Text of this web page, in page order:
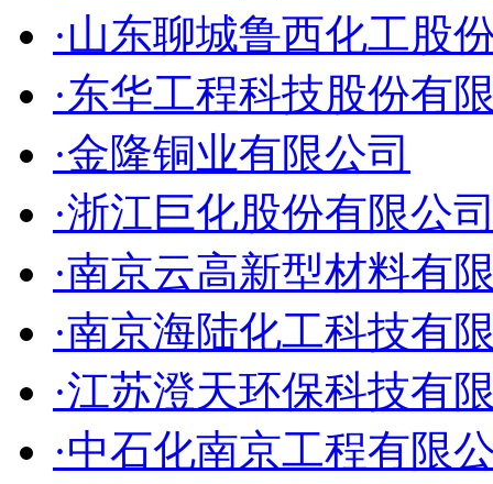
·山东聊城鲁西化工股
·东华工程科技股份有
·金隆铜业有限公司
·浙江巨化股份有限公
·南京云高新型材料有
·南京海陆化工科技有
·江苏澄天环保科技有
·中石化南京工程有限